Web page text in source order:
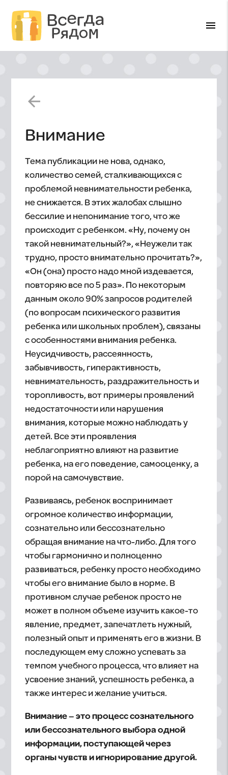
menu
arrow_back
Внимание
Тема публикации не нова, однако,
количество семей, сталкивающихся с
проблемой невнимательности ребенка,
не снижается. В этих жалобах слышно
бессилие и непонимание того, что же
происходит с ребенком. «Ну, почему он
такой невнимательный?», «Неужели так
трудно, просто внимательно прочитать?»,
«Он (она) просто надо мной издевается,
повторяю все по 5 раз». По некоторым
данным около 90% запросов родителей
(по вопросам психического развития
ребенка или школьных проблем), связаны
с особенностями внимания ребенка.
Неусидчивость, рассеянность,
забывчивость, гиперактивность,
невнимательность, раздражительность и
торопливость, вот примеры проявлений
недостаточности или нарушения
внимания, которые можно наблюдать у
детей. Все эти проявления
неблагоприятно влияют на развитие
ребенка, на его поведение, самооценку, а
порой на самочувствие.
Развиваясь, ребенок воспринимает
огромное количество информации,
сознательно или бессознательно
обращая внимание на что-либо. Для того
чтобы гармонично и полноценно
развиваться, ребенку просто необходимо
чтобы его внимание было в норме. В
противном случае ребенок просто не
может в полном объеме изучить какое-то
явление, предмет, запечатлеть нужный,
полезный опыт и применять его в жизни. В
последующем ему сложно успевать за
темпом учебного процесса, что влияет на
усвоение знаний, успешность ребенка, а
также интерес и желание учиться.
Внимание – это процесс сознательного
или бессознательного выбора одной
информации, поступающей через
органы чувств и игнорирование другой.